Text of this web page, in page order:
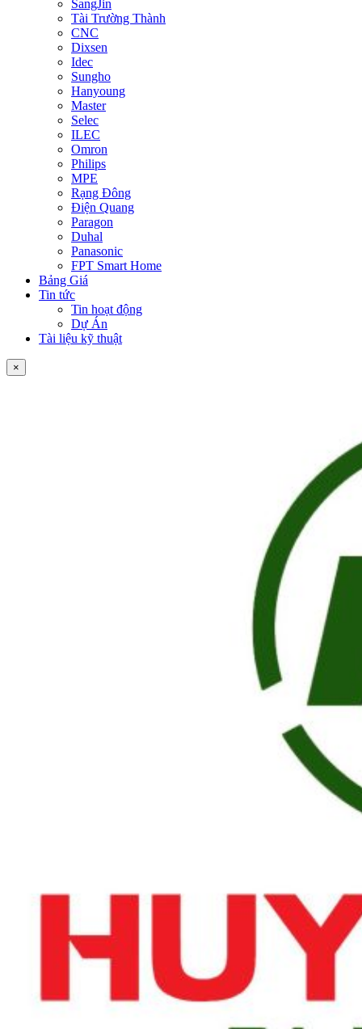
SangJin
Tài Trường Thành
CNC
Dixsen
Idec
Sungho
Hanyoung
Master
Selec
ILEC
Omron
Philips
MPE
Rạng Đông
Điện Quang
Paragon
Duhal
Panasonic
FPT Smart Home
Bảng Giá
Tin tức
Tin hoạt động
Dự Án
Tài liệu kỹ thuật
×